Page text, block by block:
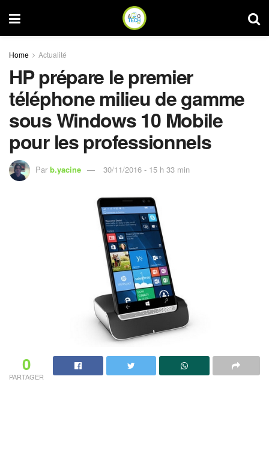
Home Actualité
HP prépare le premier
téléphone milieu de gamme
sous Windows 10 Mobile
pour les professionnels
Par b.yacine 30/11/2016 - 15 h 33 min
0
PARTAGER